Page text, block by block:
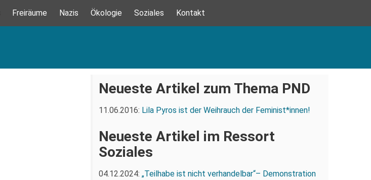
Freiräume Nazis Ökologie Soziales Kontakt
Neueste Artikel zum Thema PND
11.06.2016: Lila Pyros ist der Weihrauch der Feminist*innen!
Neueste Artikel im Ressort
Soziales
04.12.2024: „Teilhabe ist nicht verhandelbar“– Demonstration